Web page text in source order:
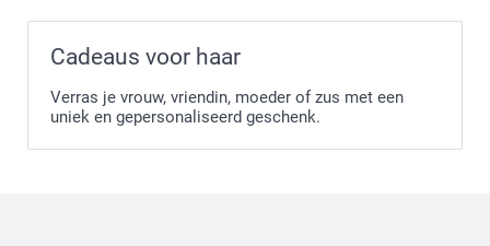
Cadeaus voor haar
Verras je vrouw, vriendin, moeder of zus met een
uniek en gepersonaliseerd geschenk.